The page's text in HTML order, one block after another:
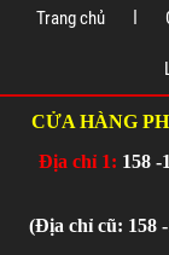
Trang chủ
CỬA HÀNG
Địa chỉ 1: 158
(Địa chỉ cũ: 158